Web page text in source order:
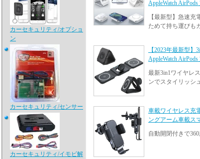
カーセキュリティ/オプショ
ン
カーセキュリティ/センサー
カーセキュリティ/イモビ解
AppleWatch
【最新型】急速充
ためて持ち運びも
【2023年最新型
AppleWatch
最新3in1ワイヤレ
ンでスタイリッシ
車載ワイヤレス充
ングアーム車載ス
自動開閉付きで